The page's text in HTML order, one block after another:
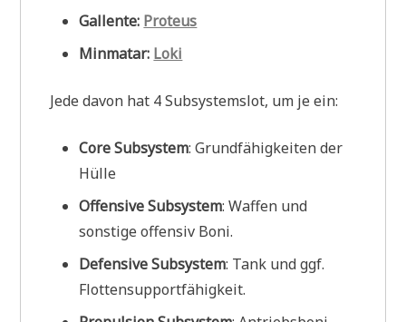
Gallente: Proteus
Minmatar: Loki
Jede davon hat 4 Subsystemslot, um je ein:
Core Subsystem: Grundfähigkeiten der
Hülle
Offensive Subsystem: Waffen und
sonstige offensiv Boni.
Defensive Subsystem: Tank und ggf.
Flottensupportfähigkeit.